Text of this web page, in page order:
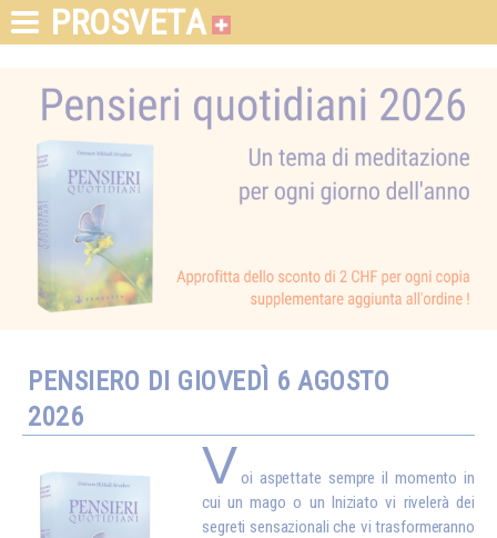
PROSVETA
PENSIERO DI GIOVEDÌ 6 AGOSTO
2026
Voi aspettate sempre il momento in
cui un mago o un Iniziato vi rivelerà dei
segreti sensazionali che vi trasformeranno